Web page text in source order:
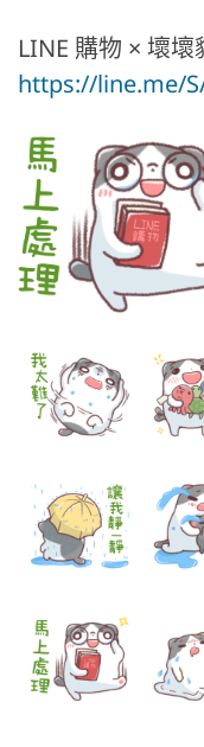
LINE 購物 × 壞
https://line.me/